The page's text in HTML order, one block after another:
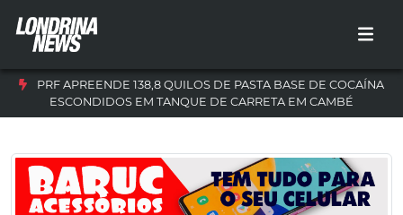
PRF APREENDE 138,8 QUILOS DE PASTA BASE DE COCAÍNA
ESCONDIDOS EM TANQUE DE CARRETA EM CAMBÉ